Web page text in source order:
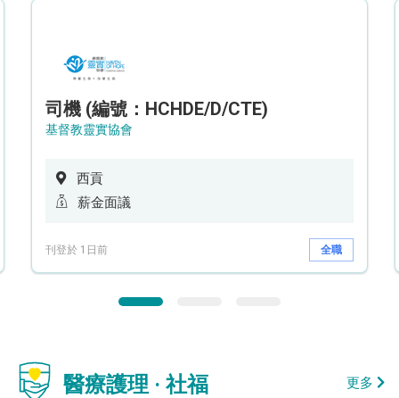
司機 (編號：HCHDE/D/CTE)
基督教靈實協會
西貢
薪金面議
刊登於 1日前 全職
醫療護理 · 社福 更多